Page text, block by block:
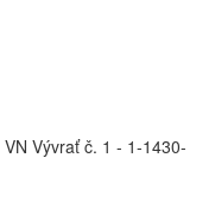
VN Vývrať č. 1 - 1-1430-